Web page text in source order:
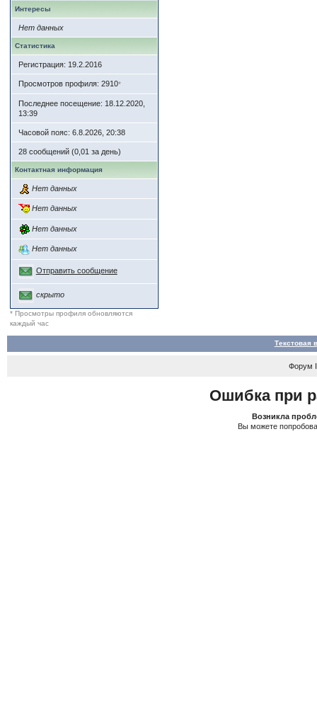
Интересы
Нет данных
Статистика
Регистрация: 19.2.2016
Просмотров профиля: 2910*
Последнее посещение: 18.12.2020,
13:39
Часовой пояс: 6.8.2026, 20:38
28 сообщений (0,01 за день)
Контактная информация
Нет данных
Нет данных
Нет данных
Нет данных
Отправить сообщение
скрыто
* Просмотры профиля обновляются
каждый час
Текстовая
Форум
Ошибка при
Возникла
Вы можете